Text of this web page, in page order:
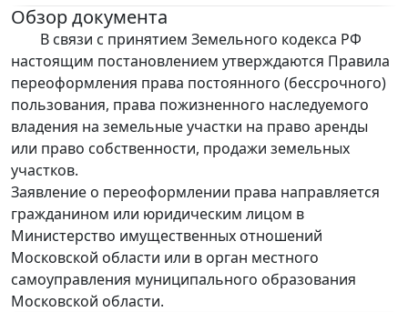
Обзор документа
В связи с принятием Земельного кодекса РФ
настоящим постановлением утверждаются Правила
переоформления права постоянного (бессрочного)
пользования, права пожизненного наследуемого
владения на земельные участки на право аренды
или право собственности, продажи земельных
участков.
Заявление о переоформлении права направляется
гражданином или юридическим лицом в
Министерство имущественных отношений
Московской области или в орган местного
самоуправления муниципального образования
Московской области.